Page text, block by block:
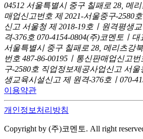
04512 서울특별시 중구 칠패로 28, 메
매업신고번호 제 2021-서울중구-2580
신고 서울청 제 2018-19호ㅣ원격평생
격-376호 070-4154-0804(주)코멘토ㅣ대
서울특별시 중구 칠패로 28, 메리츠강
번호 487-86-00195ㅣ통신판매업신고
구-2580호 직업정보제공사업신고 서울
생교육시설신고 제 원격-376호ㅣ070-
이용약관
개인정보처리방침
Copyright by (주)코멘토. All right